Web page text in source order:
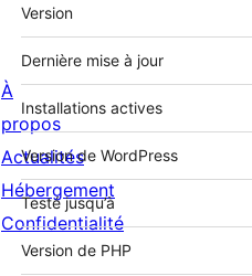
Version
Dernière mise à jour
Installations actives
Version de WordPress
Testé jusqu’à
Version de PHP
À
propos
Actualités
Hébergement
Confidentialité